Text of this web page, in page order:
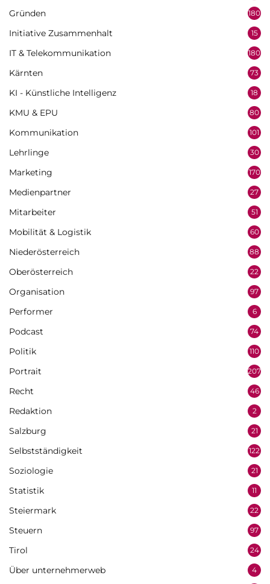
Gründen 180
Initiative Zusammenhalt 15
IT & Telekommunikation 180
Kärnten 73
KI - Künstliche Intelligenz 18
KMU & EPU 80
Kommunikation 101
Lehrlinge 30
Marketing 170
Medienpartner 27
Mitarbeiter 51
Mobilität & Logistik 60
Niederösterreich 88
Oberösterreich 22
Organisation 97
Performer 6
Podcast 74
Politik 110
Portrait 207
Recht 46
Redaktion 2
Salzburg 21
Selbstständigkeit 122
Soziologie 21
Statistik 11
Steiermark 22
Steuern 97
Tirol 24
Über unternehmerweb 4